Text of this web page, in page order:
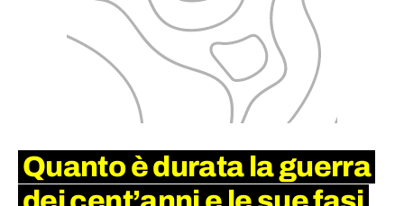
Quanto è durata la guerra